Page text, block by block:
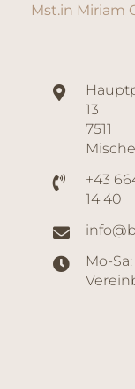
Mst.in Miriam
13
7511
+43
14 40
Mo-